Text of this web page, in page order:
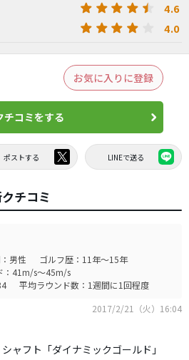
4.6
4.0
お気に入りに登録
チコミをする
ポストする LINEで送る
チコミ
男性
ゴルフ歴：11年～15年
：41m/s～45m/s
平均ラウンド数：1週間に1回程度
2017/2/21（火）16:04
ャフト「ダイナミックゴールド」